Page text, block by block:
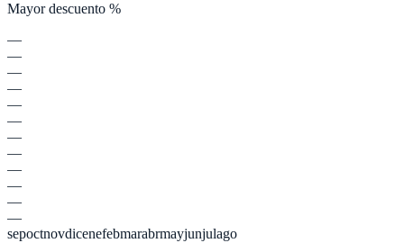
Mayor descuento %
—
—
—
—
—
—
—
—
—
—
—
—
sepoctnovdicenefebmarabrmayjunjulago